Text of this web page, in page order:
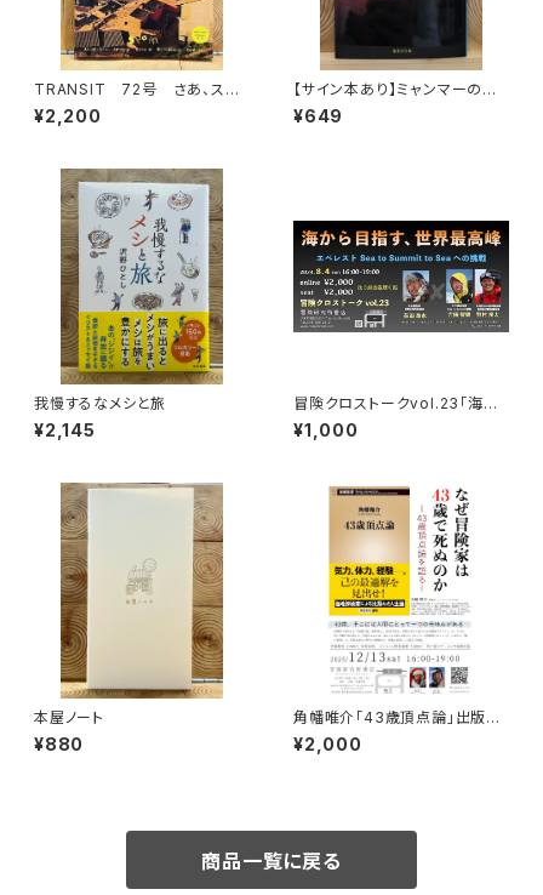
TRANSIT 72号 さあ、スペ
インへ！ 太陽と海と土の国
¥2,200
【サイン本あり】ミャンマーの柳
生一族
¥649
我慢するなメシと旅
¥2,145
冒険クロストークvol.23「海か
ら目指す、世界最高峰」録画視聴
権
¥1,000
本屋ノート
¥880
角幡唯介「43歳頂点論」出版記
念トークイベント録画視聴権
¥2,000
商品一覧に戻る